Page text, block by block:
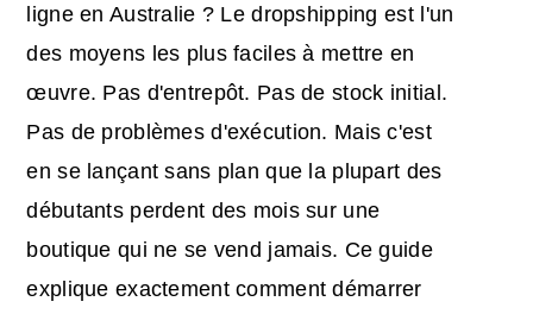
ligne en Australie ? Le dropshipping est l'un
des moyens les plus faciles à mettre en
œuvre. Pas d'entrepôt. Pas de stock initial.
Pas de problèmes d'exécution. Mais c'est
en se lançant sans plan que la plupart des
débutants perdent des mois sur une
boutique qui ne se vend jamais. Ce guide
explique exactement comment démarrer